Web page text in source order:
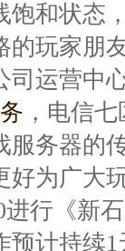
饱和状态
的玩家朋
运营中
，电信
服务器的
好为广大
进行《新
预计持续1